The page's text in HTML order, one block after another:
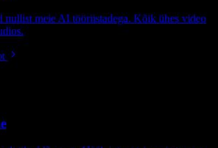
nullist meie AI tööriistadega. Kõik ühes video